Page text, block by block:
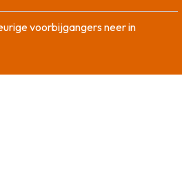
voorbijgangers neer in